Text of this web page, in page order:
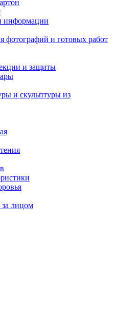
информации
фотографий и готовых работ
и защиты
и скульптуры из
лицом